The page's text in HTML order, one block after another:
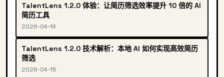
TalentLens 1.2.0 体验：让简历筛选效率提升 10 倍的 AI
简历工具
2026-04-14
TalentLens 1.2.0 技术解析：本地 AI 如何实现高效简历
筛选
2026-04-15